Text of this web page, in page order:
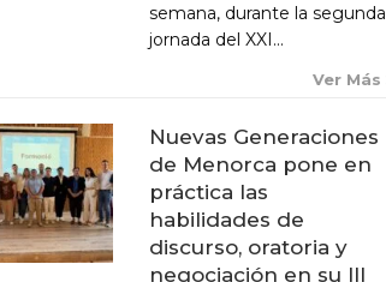
CONGRESO EXTRAORDINARIO PARA
LA ELECCIÓN DÉ COMITÉS
semana, durante la segunda
jornada del XXI...
Ver Más
Nuevas Generaciones
de Menorca pone en
práctica las
habilidades de
discurso, oratoria y
negociación en su III